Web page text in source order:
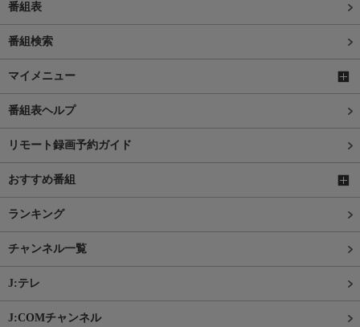
番組表
番組検索
マイメニュー
番組表ヘルプ
リモート録画予約ガイド
おすすめ番組
ランキング
チャンネル一覧
J:テレ
J:COMチャンネル